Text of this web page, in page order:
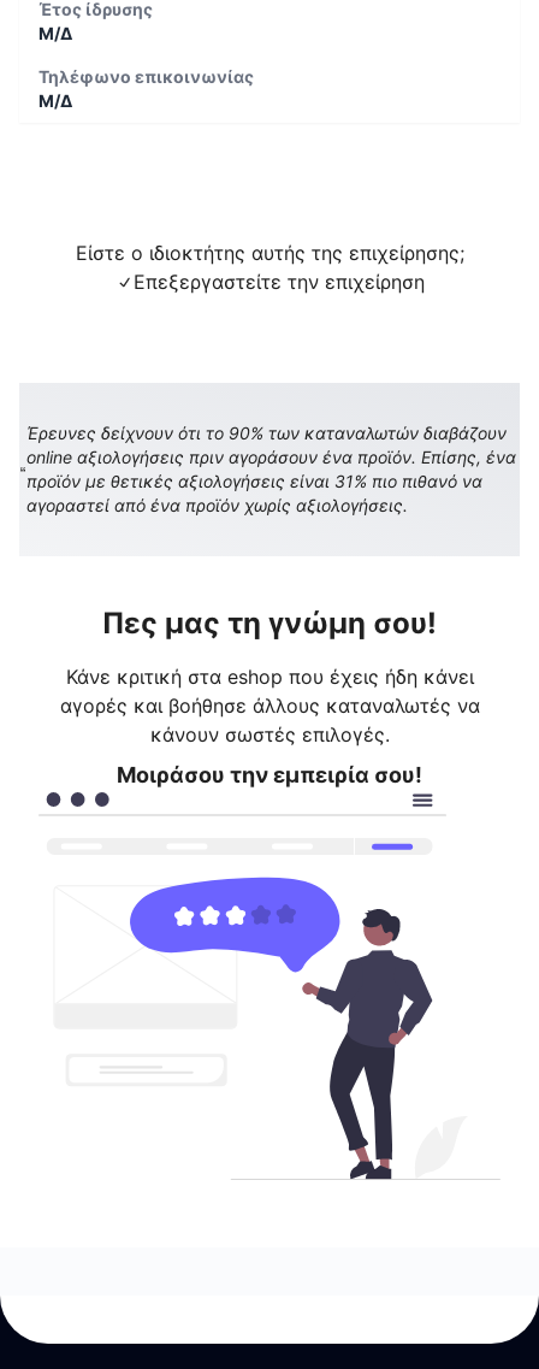
Έτος ίδρυσης
Μ/Δ
Τηλέφωνο επικοινωνίας
Μ/Δ
Είστε ο ιδιοκτήτης αυτής της επιχείρησης;
Επεξεργαστείτε την επιχείρηση
Έρευνες δείχνουν ότι το 90% των καταναλωτών διαβάζουν
online αξιολογήσεις πριν αγοράσουν ένα προϊόν. Επίσης, ένα
προϊόν με θετικές αξιολογήσεις είναι 31% πιο πιθανό να
αγοραστεί από ένα προϊόν χωρίς αξιολογήσεις.
Πες μας τη γνώμη σου!
Κάνε κριτική στα eshop που έχεις ήδη κάνει
αγορές και βοήθησε άλλους καταναλωτές να
κάνουν σωστές επιλογές.
Μοιράσου την εμπειρία σου!